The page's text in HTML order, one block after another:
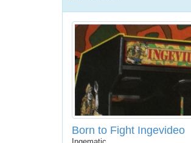
Born to Fight Ingevideo